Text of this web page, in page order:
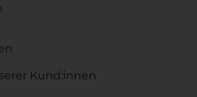
Kund:innen